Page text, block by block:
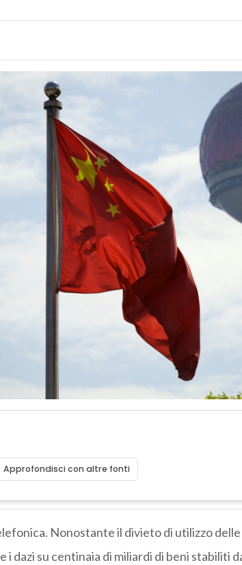
Approfondisci con altre fonti
Nonostante il divieto di utilizzo
i dazi su centinaia di miliardi di beni stabiliti